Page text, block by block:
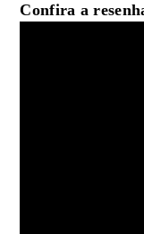
Confira a